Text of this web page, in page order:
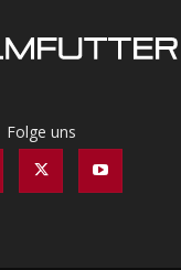
Folge uns